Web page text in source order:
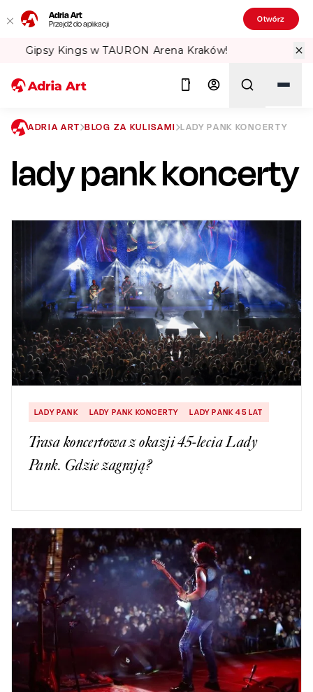
Adria Art
Przejdź do aplikacji Otwórz
Sprawdź Teatralne Lato w PKiN! 🏛️
Szukaj
ADRIA ART BLOG ZA KULISAMI LADY PANK KONCERTY
lady pank koncerty
LADY PANK LADY PANK KONCERTY LADY PANK 45 LAT
Trasa koncertowa z okazji 45-lecia Lady
Pank. Gdzie zagrają?